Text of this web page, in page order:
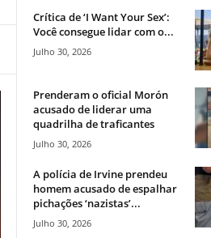
Crítica de ‘I Want Your Sex’:
Você consegue lidar com o...
Julho 30, 2026
Prenderam o oficial Morón
acusado de liderar uma
quadrilha de traficantes
Julho 30, 2026
A polícia de Irvine prendeu
homem acusado de espalhar
pichações ‘nazistas’...
Julho 30, 2026